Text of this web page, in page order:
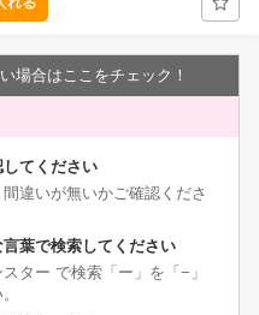
場合はここをチェック！
てください
違いが無いかご確認くださ
葉で検索してください
ー で検索「ー」を「−」